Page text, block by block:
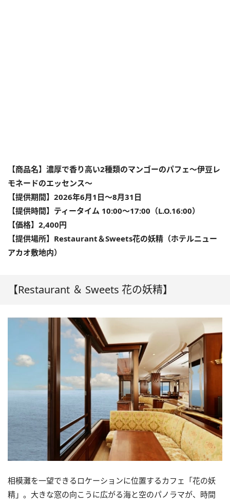
【商品名】濃厚で香り高い2種類のマンゴーのパフェ〜伊豆レ
モネードのエッセンス〜
【提供期間】2026年6月1日〜8月31日
【提供時間】ティータイム 10:00〜17:00（L.O.16:00）
【価格】2,400円
【提供場所】Restaurant＆Sweets花の妖精（ホテルニュー
アカオ敷地内）
【Restaurant ＆ Sweets 花の妖精】
相模灘を一望できるロケーションに位置するカフェ「花の妖
精」。大きな窓の向こうに広がる海と空のパノラマが、時間